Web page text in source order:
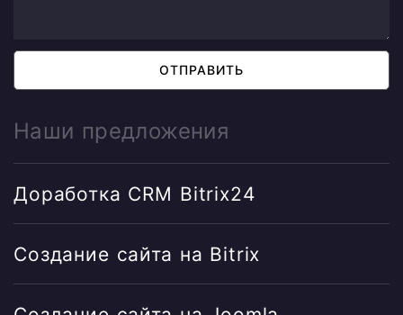
ОТПРАВИТЬ
Наши предложения
Доработка CRM Bitrix24
Создание сайта на Bitrix